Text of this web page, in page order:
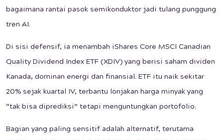
bagaimana rantai pasok semikonduktor jadi tulang punggung
tren AI.
Di sisi defensif, ia menambah iShares Core MSCI Canadian
Quality Dividend Index ETF (XDIV) yang berisi saham dividen
Kanada, dominan energi dan finansial. ETF itu naik sekitar
20% sejak kuartal IV, terbantu lonjakan harga minyak yang
“tak bisa diprediksi” tetapi menguntungkan portofolio.
Bagian yang paling sensitif adalah alternatif, terutama